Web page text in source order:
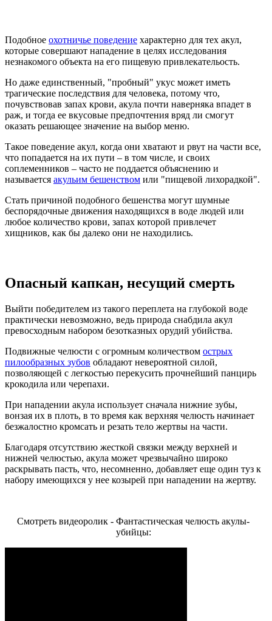
Подобное охотничье поведение характерно для тех акул,
которые совершают нападение в целях исследования
незнакомого объекта на его пищевую привлекательость.
Но даже единственный, "пробный" укус может иметь
трагические последствия для человека, потому что,
почувствовав запах крови, акула почти наверняка впадет в
раж, и тогда ее вкусовые предпочтения вряд ли смогут
оказать решающее значение на выбор меню.
Такое поведение акул, когда они хватают и рвут на части все,
что попадается на их пути – в том числе, и своих
соплеменников – часто не поддается объяснению и
называется акульим бешенством или "пищевой лихорадкой".
Стать причиной подобного бешенства могут шумные
беспорядочные движения находящихся в воде людей или
любое количество крови, запах которой привлечет
хищников, как бы далеко они не находились.
Опасный капкан, несущий смерть
Выйти победителем из такого переплета на глубокой воде
практически невозможно, ведь природа снабдила акул
превосходным набором безотказных орудий убийства.
Подвижные челюсти с огромным количеством острых
пилообразных зубов обладают невероятной силой,
позволяющей с легкостью перекусить прочнейший панцирь
крокодила или черепахи.
При нападении акула использует сначала нижние зубы,
вонзая их в плоть, в то время как верхняя челюсть начинает
безжалостно кромсать и резать тело жертвы на части.
Благодаря отсутствию жесткой связки между верхней и
нижней челюстью, акула может чрезвычайно широко
раскрывать пасть, что, несомненно, добавляет еще один туз к
набору имеющихся у нее козырей при нападении на жертву.
Смотреть видеоролик - Фантастическая челюсть акулы-
убийцы: